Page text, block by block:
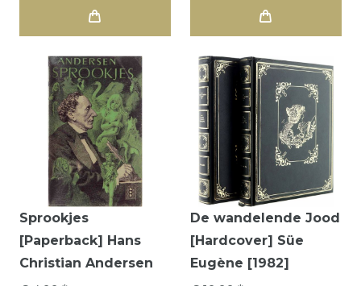
Sprookjes
[Paperback] Hans
Christian Andersen
De wandelende Jood
[Hardcover] Süe
Eugène [1982]